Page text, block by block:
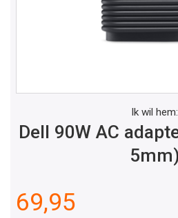
Ik wil hem:
Dell 90W AC
5mm)
69,95